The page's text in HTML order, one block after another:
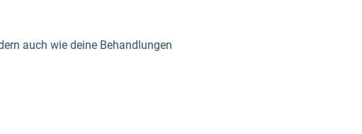
auch wie deine Behandlungen